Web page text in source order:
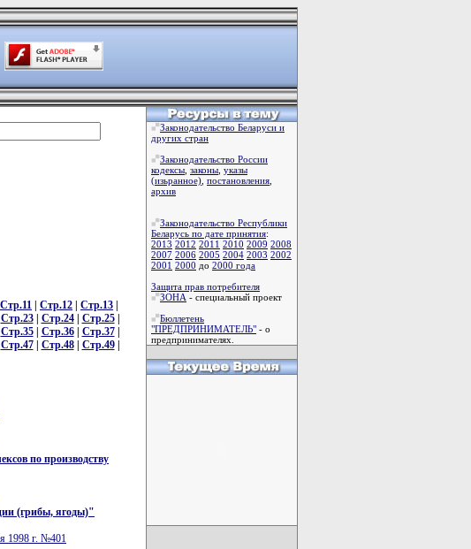
Стр.11 Стр.12 Стр.13
Стр.23| Стр.24| Стр.25|
Стр.35| Стр.36| Стр.37|
Стр.47| Стр.48| Стр.49|
по производству
(грибы, ягоды)"
1998 г. №401
Законодательство Беларуси и
других стран
Законодательство России
кодексы законы указы
(изьранное) постановления
архив
Законодательство Республики
Беларусь по дате принятия:
2013 2012 2011 2010 2009 2008
2007 2006 2005 2004 2003 2002
2001 2000 до 2000 года
Защита прав потребителя
ЗОНА - специальный проект
Бюллетень
"ПРЕДПРИНИМАТЕЛЬ" - о
предпринимателях.